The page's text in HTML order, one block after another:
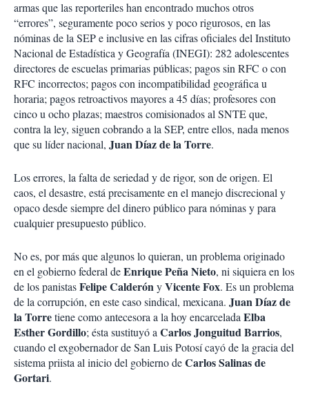
armas que las reporteriles han encontrado muchos otros
“errores”, seguramente poco serios y poco rigurosos, en las
nóminas de la SEP e inclusive en las cifras oficiales del Instituto
Nacional de Estadística y Geografía (INEGI): 282 adolescentes
directores de escuelas primarias públicas; pagos sin RFC o con
RFC incorrectos; pagos con incompatibilidad geográfica u
horaria; pagos retroactivos mayores a 45 días; profesores con
cinco u ocho plazas; maestros comisionados al SNTE que,
contra la ley, siguen cobrando a la SEP, entre ellos, nada menos
que su líder nacional, JuanDíazdelaTorre.
Los errores, la falta de seriedad y de rigor, son de origen. El
caos, el desastre, está precisamente en el manejo discrecional y
opaco desde siempre del dinero público para nóminas y para
cualquier presupuesto público.
No es, por más que algunos lo quieran, un problema originado
en el gobierno federal deEnriquePeñaNieto, ni siquiera en los
de los panistasFelipeCalderónyVicenteFox. Es un problema
de la corrupción, en este caso sindical, mexicana. JuanDíazde
laTorretiene como antecesora a la hoy encarcelada Elba
EstherGordillo; ésta sustituyó a CarlosJonguitudBarrios,
cuando el exgobernador de San Luis Potosí cayó de la gracia del
sistema priista al inicio del gobierno deCarlosSalinasde
Gortari.